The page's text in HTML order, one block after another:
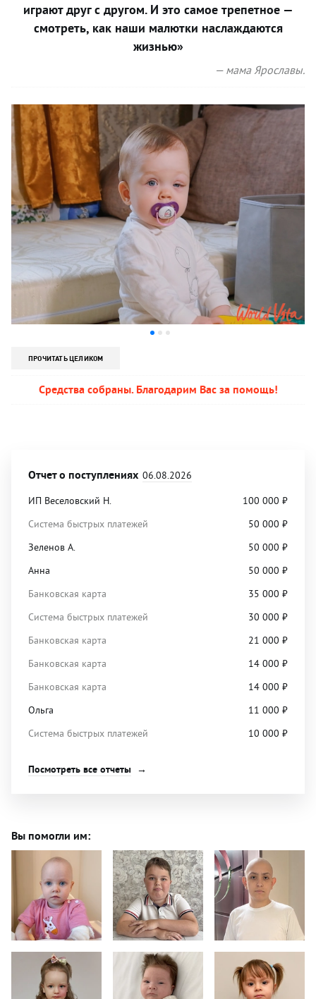
играют друг с другом. И это самое трепетное —
смотреть, как наши малютки наслаждаются
жизнью»
— мама Ярославы.
ПРОЧИТАТЬ ЦЕЛИКОМ
Средства собраны. Благодарим Вас за помощь!
Отчет о поступлениях 06.08.2026
ИП Веселовский Н.
100 000 ₽
Система быстрых платежей
50 000 ₽
Зеленов А.
50 000 ₽
Анна
50 000 ₽
Банковская карта
35 000 ₽
Система быстрых платежей
30 000 ₽
Банковская карта
21 000 ₽
Банковская карта
14 000 ₽
Банковская карта
14 000 ₽
Ольга
11 000 ₽
Система быстрых платежей
10 000 ₽
Посмотреть все отчеты
Вы помогли им: